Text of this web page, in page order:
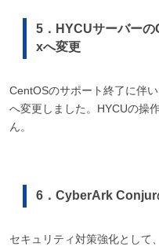
5．HYCUサーバー
xへ変更
CentOSのサポート終了に伴
へ変更しました。HYCUの操
ん。
6．CyberArk Conjur
セキュリティ対策強化として